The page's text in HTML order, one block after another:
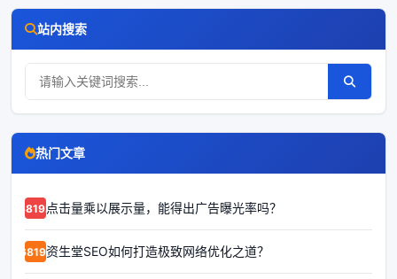
站内搜索
热门文章
68192点击量乘以展示量，能得出广告曝光率吗？
68191资生堂SEO如何打造极致网络优化之道？